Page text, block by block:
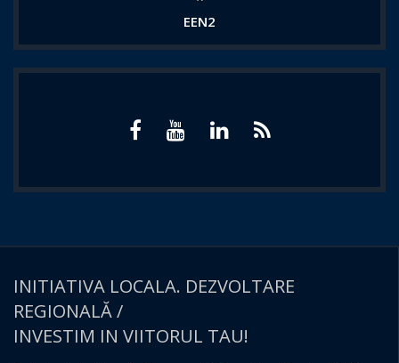
EEN2
INITIATIVA LOCALA. DEZVOLTARE
REGIONALĂ /
INVESTIM IN VIITORUL TAU!